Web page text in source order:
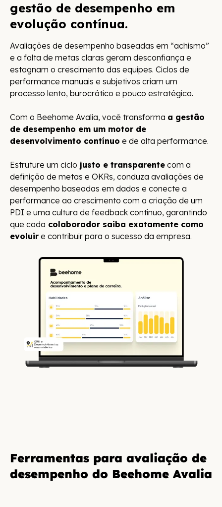
gestão de desempenho em
evolução contínua.
Avaliações de desempenho baseadas em “achismo”
e a falta de metas claras geram desconfiança e
estagnam o crescimento das equipes. Ciclos de
performance manuais e subjetivos criam um
processo lento, burocrático e pouco estratégico.
Com o Beehome Avalia, você transforma a gestão
de desempenho em um motor de
desenvolvimento contínuo e de alta performance.
Estruture um ciclo justo e transparente com a
definição de metas e OKRs, conduza avaliações de
desempenho baseadas em dados e conecte a
performance ao crescimento com a criação de um
PDI e uma cultura de feedback contínuo, garantindo
que cada colaborador saiba exatamente como
evoluir e contribuir para o sucesso da empresa.
Ferramentas para avaliação de
desempenho do Beehome Avalia